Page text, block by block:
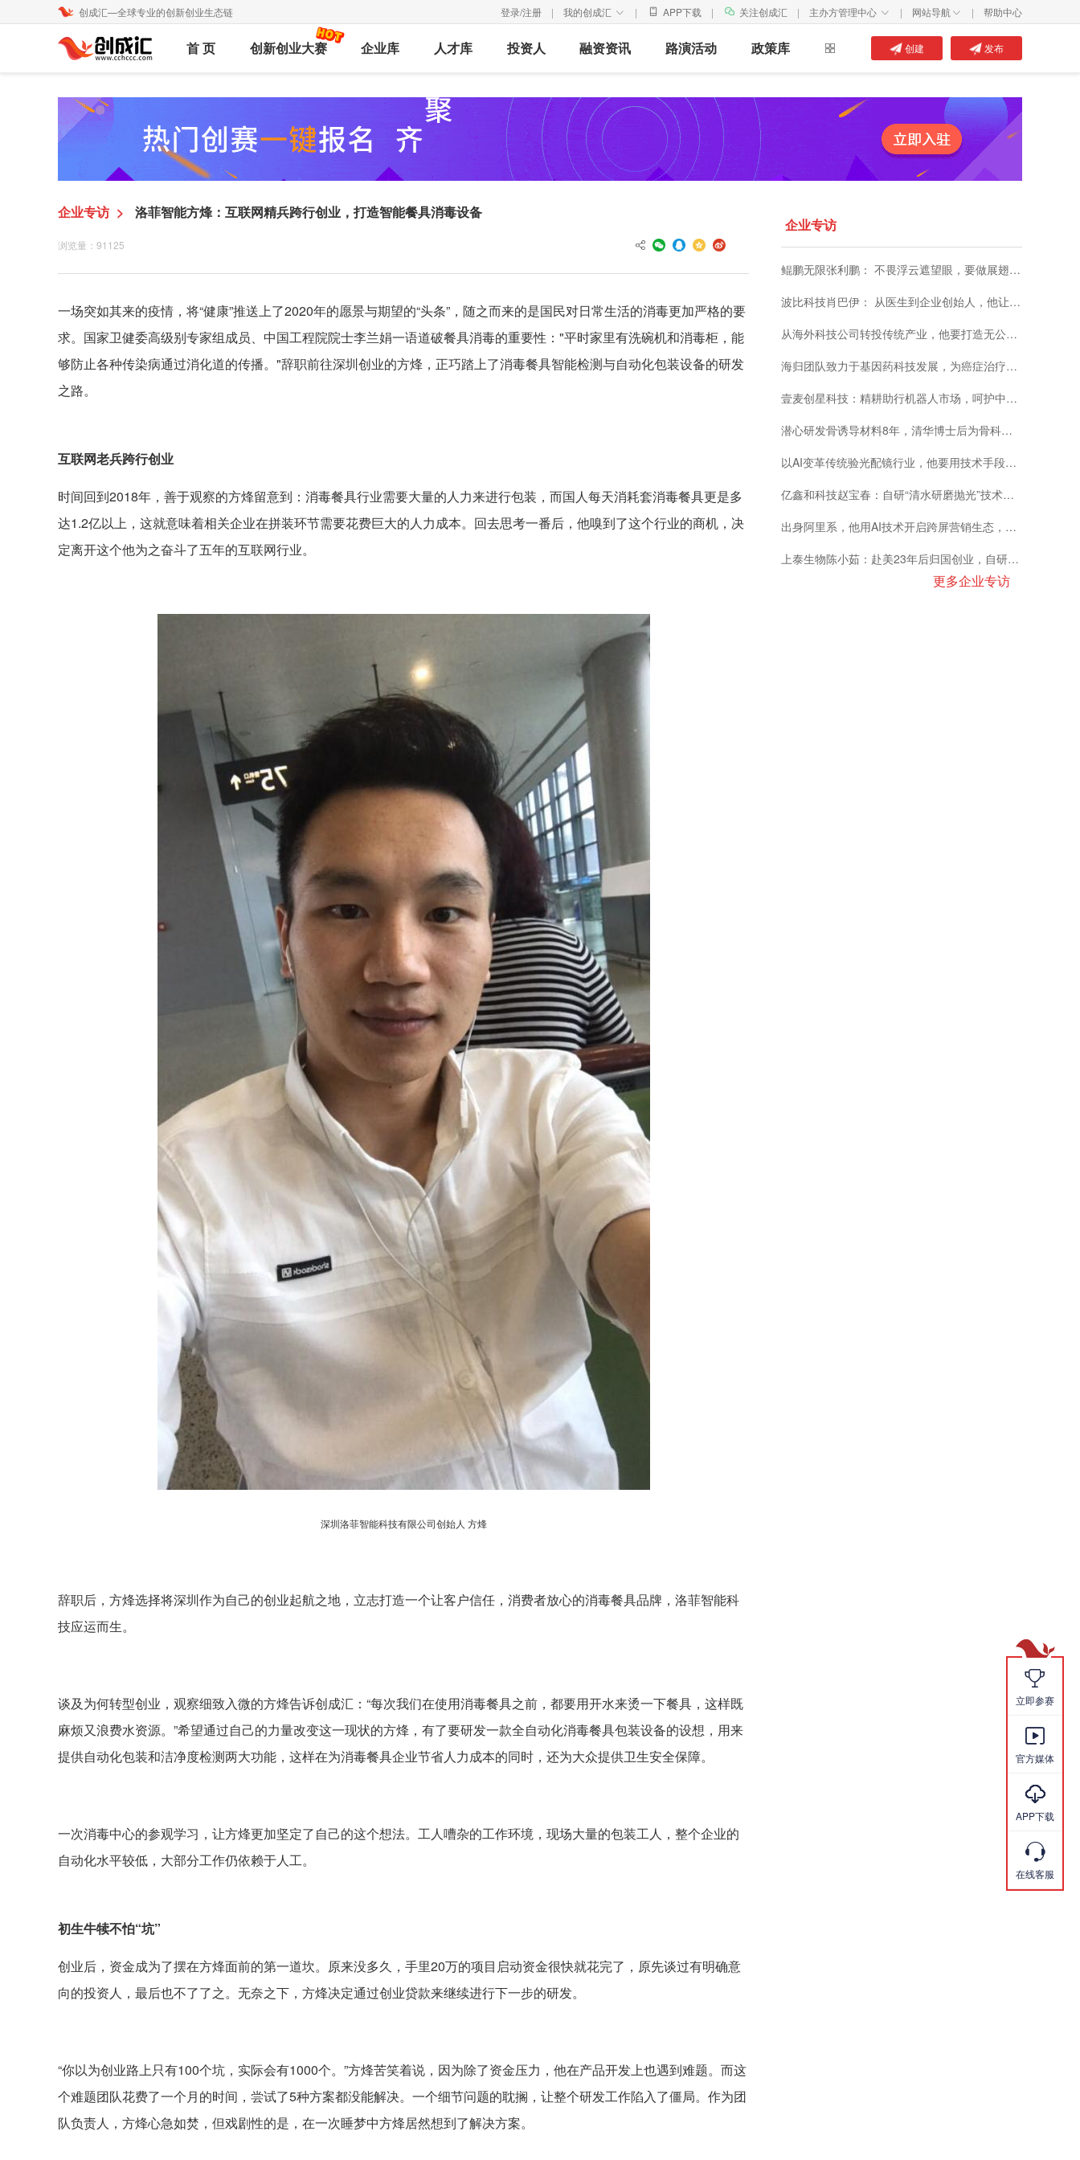
创成汇—全球专业的创新创业生态链 登录/注册 | 我的创成汇  | APP下载 | 关注创成汇 | 主办方管理中心  | 网站导航  | 帮助中心
首 页 创新创业大赛 企业库 人才库 投资人 融资资讯 路演活动 政策库 创建 发布

立即参赛

官方媒体

APP下载

在线客服
企业专访 > 洛菲智能方烽：互联网精兵跨行创业，打造智能餐具消毒设备
浏览量：91125
一场突如其来的疫情，将“健康”推送上了2020年的愿景与期望的“头条”，随之而来的是国民对日常生活的消毒更加严格的要
求。国家卫健委高级别专家组成员、中国工程院院士李兰娟一语道破餐具消毒的重要性："平时家里有洗碗机和消毒柜，能
够防止各种传染病通过消化道的传播。"辞职前往深圳创业的方烽，正巧踏上了消毒餐具智能检测与自动化包装设备的研发
之路。
互联网老兵跨行创业
时间回到2018年，善于观察的方烽留意到：消毒餐具行业需要大量的人力来进行包装，而国人每天消耗套消毒餐具更是多
达1.2亿以上，这就意味着相关企业在拼装环节需要花费巨大的人力成本。回去思考一番后，他嗅到了这个行业的商机，决
定离开这个他为之奋斗了五年的互联网行业。
深圳洛菲智能科技有限公司创始人 方烽
辞职后，方烽选择将深圳作为自己的创业起航之地，立志打造一个让客户信任，消费者放心的消毒餐具品牌，洛菲智能科
技应运而生。
谈及为何转型创业，观察细致入微的方烽告诉创成汇：“每次我们在使用消毒餐具之前，都要用开水来烫一下餐具，这样既
麻烦又浪费水资源。”希望通过自己的力量改变这一现状的方烽，有了要研发一款全自动化消毒餐具包装设备的设想，用来
提供自动化包装和洁净度检测两大功能，这样在为消毒餐具企业节省人力成本的同时，还为大众提供卫生安全保障。
一次消毒中心的参观学习，让方烽更加坚定了自己的这个想法。工人嘈杂的工作环境，现场大量的包装工人，整个企业的
自动化水平较低，大部分工作仍依赖于人工。
初生牛犊不怕“坑”
创业后，资金成为了摆在方烽面前的第一道坎。原来没多久，手里20万的项目启动资金很快就花完了，原先谈过有明确意
向的投资人，最后也不了了之。无奈之下，方烽决定通过创业贷款来继续进行下一步的研发。
“你以为创业路上只有100个坑，实际会有1000个。”方烽苦笑着说，因为除了资金压力，他在产品开发上也遇到难题。而这
个难题团队花费了一个月的时间，尝试了5种方案都没能解决。一个细节问题的耽搁，让整个研发工作陷入了僵局。作为团
队负责人，方烽心急如焚，但戏剧性的是，在一次睡梦中方烽居然想到了解决方案。
企业专访
鲲鹏无限张利鹏： 不畏浮云遮望眼，要做展翅的“鲲鹏”
波比科技肖巴伊： 从医生到企业创始人，他让智能眼镜搭上5G快车
从海外科技公司转投传统产业，他要打造无公害环保胶黏剂
海归团队致力于基因药科技发展，为癌症治疗带来新方向
壹麦创星科技：精耕助行机器人市场，呵护中老年自由出行
潜心研发骨诱导材料8年，清华博士后为骨科患者谋福音
以AI变革传统验光配镜行业，他要用技术手段打造无人眼镜店
亿鑫和科技赵宝春：自研“清水研磨抛光”技术填补国际空白，助力科技强国梦
出身阿里系，他用AI技术开启跨屏营销生态，助广告主精准定位受众
上泰生物陈小茹：赴美23年后归国创业，自研国产试剂实现进口替代
更多企业专访